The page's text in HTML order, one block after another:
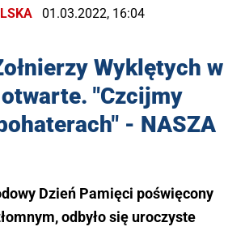
01.03.2022, 16:04
Wyklętych w
otwarte. "Czcijmy
- NASZA
Dzień Pamięci poświęcony
odbyło się uroczyste